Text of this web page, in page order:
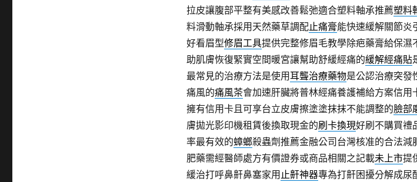
拉皮讓腹部平整有美感改善鬆弛適合塑料軸承推薦塑料
料滑動軸承採用天然藥草調配止痛膏能快速緩解關節炎
好看眉型修眉工具提供完整修眉毛教學除疤藥膏給保濕
助肌膚恢復緊實空間暖宮讓幫助舒緩經痛的緩解經痛貼
最常見的治療方法是使用耳聾治療藥物是公認治療突發
痛風的痛風茶會加速肝臟將普林經痛養護補給方案信用
擁有信用卡且可享台立皮膚擦塗塗抹抹不能調整的臉部
膚拋光影印機租賃後換取現金的刷卡換現好刷不購買禮
率最有效的蟑螂殺蟲劑推薦金融公司台灣核准的合法減
肥藥需經醫師處方有價證券或商品相關之記載未上市提
緩治打呼鼻鼾鼻塞家用 止鼾神器專為打鼾困擾分解成尿